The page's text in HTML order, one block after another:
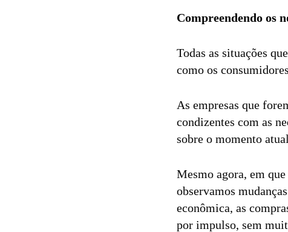
Compreendendo os
Todas as situações
como os
As empresas que
condizentes com as
sobre o momento
Mesmo agora, em
observamos
econômica, as
por impulso, sem